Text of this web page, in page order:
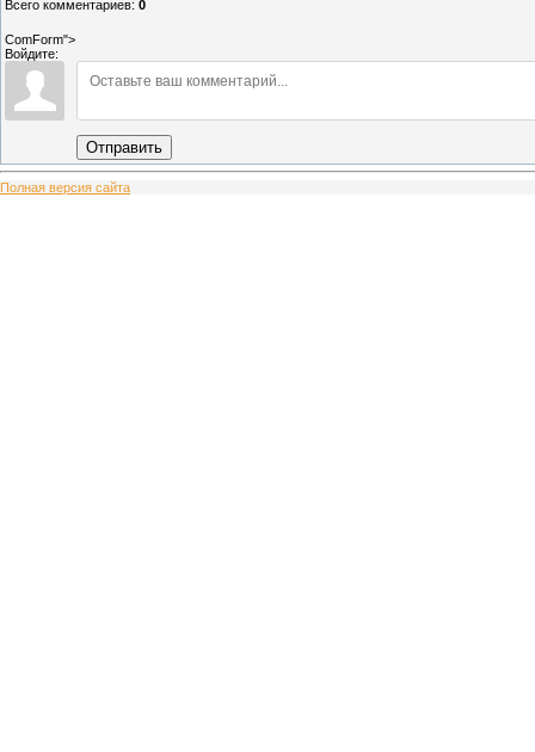
Всего комментариев: 0
ComForm">
Войдите:
Отправить
Полная версия сайта